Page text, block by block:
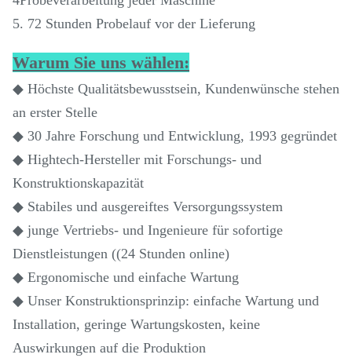
5. 72 Stunden Probelauf vor der Lieferung
Warum Sie uns wählen:
◆ Höchste Qualitätsbewusstsein, Kundenwünsche stehen
an erster Stelle
◆ 30 Jahre Forschung und Entwicklung, 1993 gegründet
◆ Hightech-Hersteller mit Forschungs- und
Konstruktionskapazität
◆ Stabiles und ausgereiftes Versorgungssystem
◆ junge Vertriebs- und Ingenieure für sofortige
Dienstleistungen ((24 Stunden online)
◆ Ergonomische und einfache Wartung
◆ Unser Konstruktionsprinzip: einfache Wartung und
Installation, geringe Wartungskosten, keine
Auswirkungen auf die Produktion